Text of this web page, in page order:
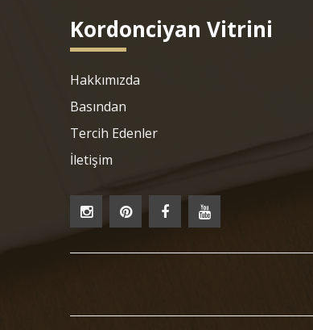
Kordonciyan Vitrini
Hakkımızda
Basından
Tercih Edenler
İletişim